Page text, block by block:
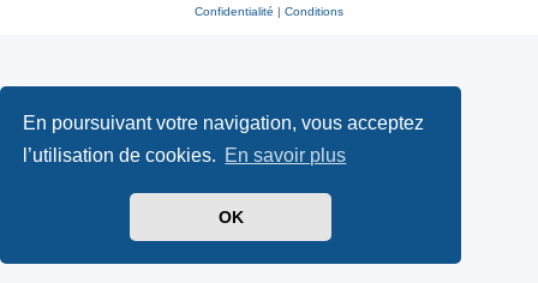
En poursuivant votre navigation, vous acceptez
l’utilisation de cookies. En savoir plus
OK
Confidentialité
Conditions